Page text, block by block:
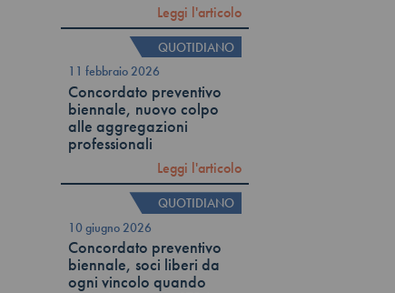
Leggi l'articolo
QUOTIDIANO
11 febbraio 2026
Concordato preventivo
biennale, nuovo colpo
alle aggregazioni
professionali
Leggi l'articolo
QUOTIDIANO
10 giugno 2026
Concordato preventivo
biennale, soci liberi da
ogni vincolo quando